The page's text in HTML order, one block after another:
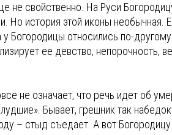
не свойственно. На Руси
Но история этой иконы необычная.
у Богородицы относились по-
ее девство, непорочность,
не означает, что речь идет об
Бывает, грешник так
– стыд съедает. А вот